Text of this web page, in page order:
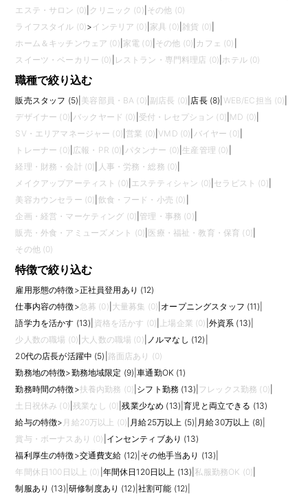
エステ・サロン (0) クリニック (0) その他 (0)
ライフスタイル (0)> インテリア (0) 家具 (0) |雑貨 (0)
ホーム＆キッチンウェア (0) 家電 (0) その他 (0) カフェ (0)
スイーツ・ベーカリー (0) レストラン・専門料理店 (0) ホテル (0)
職種で絞り込む
販売スタッフ (5) 美容部員・BA (0) 副店長 (0) 店長 (8) WEB/EC担当 (0)
デザイナー (0) |バックヤード (0) 受付・レセプション (0) MD (0)
SV・エリアマネージャー (0) |営業 (0) VMD (0) バイヤー (0)
トレーナー (0) 広報・PR (0) パタンナー (0) |生産管理 (0)
経理・財務・会計 (0) 人事・労務・総務 (0)
メイクアップアーティスト (0) エステティシャン (0) セラピスト (0)
美容カウンセラー (0) 飲食・フード・小売 (0)
企画・経営・マーケティング (0) 管理・事務 (0)
販売・外食・アミューズメント (0) 医療・福祉・教育・保育 (0)
その他 (0)
特徴で絞り込む
雇用形態の特徴>正社員登用あり (12)
仕事内容の特徴>急募 (0) 大量募集 (0) オープニングスタッフ (11)
語学力を活かす (13) 資格を活かす (0) 上場企業 (0) 外資系 (13)
少人数の職場 (0) 大人数の職場 (0) ノルマなし (12)
20代の店長が活躍中 (5) 路面店あり (0)
勤務地の特徴>勤務地域限定 (9) |車通勤OK (1)
勤務時間の特徴>扶養内勤務 (0) シフト勤務 (13) フレックス勤務 (0)
土日祝休み (0) |残業なし (0) |残業少なめ (13) |育児と両立できる (13)
給与の特徴> 月給20万以上 (0) 月給25万以上 (5) 月給30万以上 (8)
賞与・ボーナスあり (0) インセンティブあり (13)
福利厚生の特徴>交通費支給 (12) その他手当あり (13)
年間休日100日以上 (0) 年間休日120日以上 (13) |私服勤務OK (0)
制服あり (13) |研修制度あり (12) 社割可能 (12)